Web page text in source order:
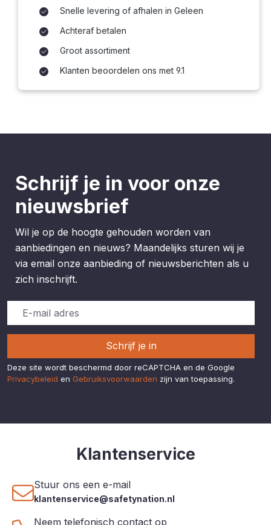
Snelle levering of afhalen in Geleen
Achteraf betalen
Groot assortiment
Klanten beoordelen ons met 9.1
Schrijf je in voor onze
nieuwsbrief
Wil je op de hoogte gehouden worden van
aanbiedingen en nieuws? Maandelijks sturen wij je
via email onze aanbieding of nieuwsberichten als u
zich inschrijft.
Schrijf je in
Deze site wordt beschermd door reCAPTCHA en de Google
Privacybeleid en Gebruiksvoorwaarden zijn van toepassing.
Klantenservice
Stuur ons een e-mail
klantenservice@safetynation.nl
Neem telefonisch contact op